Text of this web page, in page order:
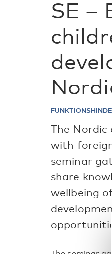
SE –
The Nordic
with
seminar
share
wellbeing